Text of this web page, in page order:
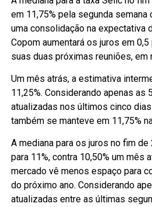
em 11,75% pela segunda semana
uma consolidação na expectativa
Copom aumentará os juros em
suas duas próximas reuniões, em
Um mês atrás, a estimativa
11,25%. Considerando apenas as
atualizadas nos últimos cinco
também se manteve em 11,75%
A mediana para os juros no fim
para 11%, contra 10,50% um mês
mercado vê menos espaço para
do próximo ano. Considerando
atualizadas entre as últimas